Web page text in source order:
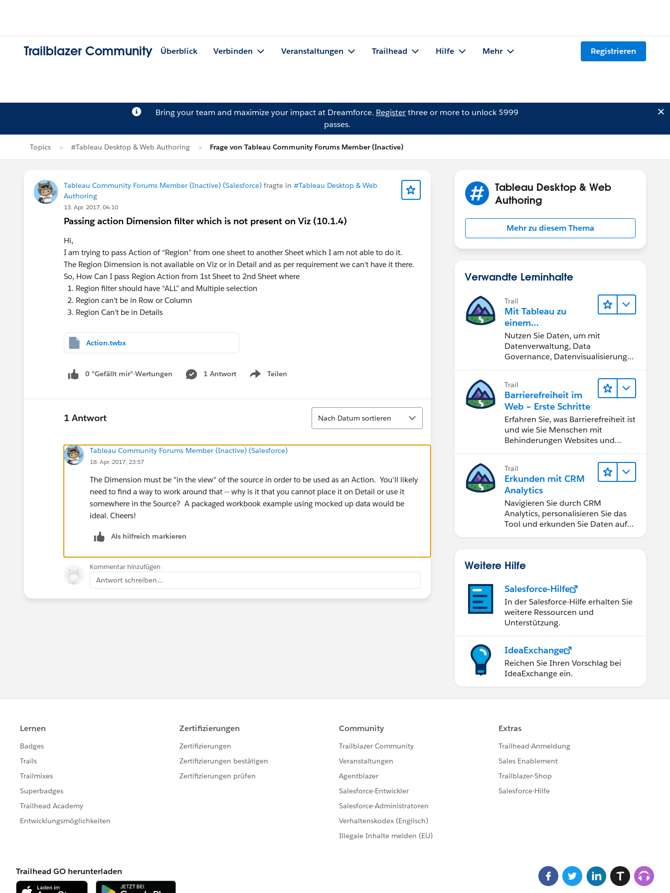
Trailblazer Community Überblick Verbinden Veranstaltungen Trailhead Hilfe Mehr Registrieren
Bring your team and maximize your impact at Dreamforce. Registerthree or more to unlock $999
passes.
Topics #Tableau Desktop & Web Authoring Frage von Tableau Community Forums Member (Inactive)
Tableau Community Forums Member (Inactive) (Salesforce) fragte in #Tableau Desktop & Web
Authoring
13. Apr. 2017, 04:10
Passing action Dimension filter which is not present on Viz (10.1.4)
Hi,
I am trying to pass Action of “Region” from one sheet to another Sheet which I am not able to do it.
The Region Dimension is not available on Viz or in Detail and as per requirement we can’t have it there.
So, How Can I pass Region Action from 1st Sheet to 2nd Sheet where
Region filter should have “ALL” and Multiple selection
Region can’t be in Row or Column
Region Can’t be in Details
Action.twbx
0 "Gefällt mir"-Wertungen 1 Antwort Teilen
Show menu
1 Antwort
Sortieren
Nach Datum sortieren
Tableau Community Forums Member (Inactive) (Salesforce)
18. Apr. 2017, 23:57
The Dimension must be "in the view" of the source in order to be used as an Action. You'll likely
need to find a way to work around that -- why is it that you cannot place it on Detail or use it
somewhere in the Source? A packaged workbook example using mocked up data would be
ideal. Cheers!
Als hilfreich markieren
Kommentar hinzufügen
Antwort schreiben...
Tableau Desktop & Web
Authoring
Mehr zu diesem Thema
Verwandte Lerninhalte
Trail
Mit Tableau zu
einem
datengestützten
Team werden
Nutzen Sie Daten, um mit
Datenverwaltung, Data
Governance, Datenvisualisierungs-
Zusammenarbeit bessere
Geschäftsergebnisse zu erzielen.
Trail
Barrierefreiheit im
Web – Erste Schritte
Erfahren Sie, was Barrierefreiheit ist
und wie Sie Menschen mit
Behinderungen Websites und
Trail
Erkunden mit CRM
Analytics
Navigieren Sie durch CRM
Analytics, personalisieren Sie das
Tool und erkunden Sie Daten auf
Weitere Hilfe
Salesforce-Hilfe
In der Salesforce-Hilfe erhalten Sie
weitere Ressourcen und
Unterstützung.
IdeaExchange
Reichen Sie Ihren Vorschlag bei
IdeaExchange ein.